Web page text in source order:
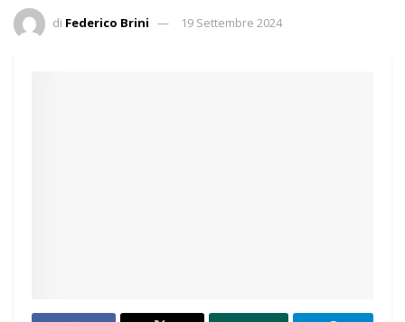
di Federico Brini 19 Settembre 2024